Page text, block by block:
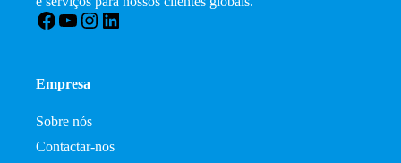
Facebook
YouTube
Instagram
LinkedIn
Empresa
Sobre nós
Contactar-nos